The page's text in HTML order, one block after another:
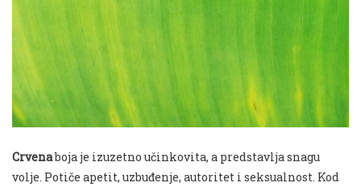
Crvenaboja je izuzetno učinkovita, a predstavlja snagu
volje. Potiče apetit, uzbuđenje, autoritet i seksualnost. Kod